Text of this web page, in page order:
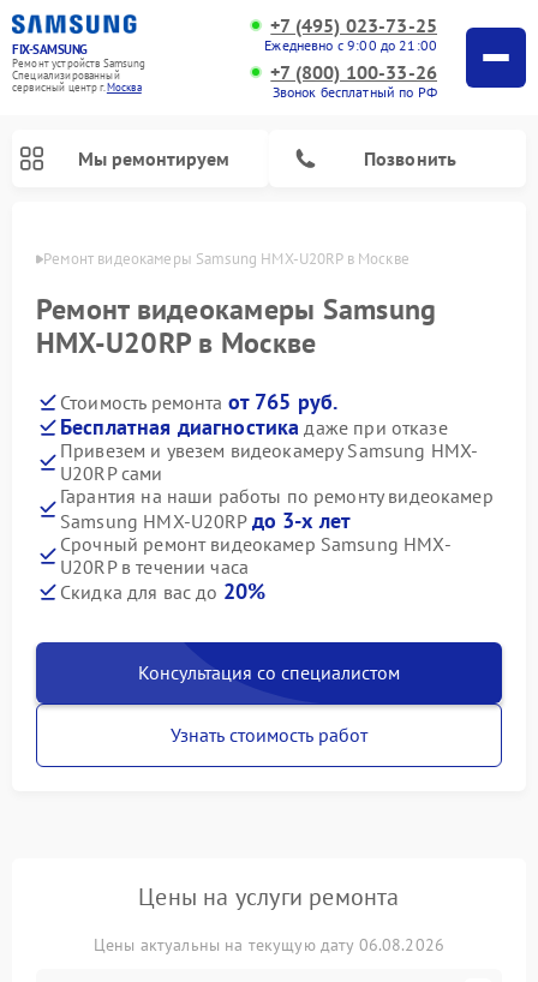
FIX-SAMSUNG
Ремонт устройств Samsung
Специализированный
cервисный центр г.Москва
+7 (495) 023-73-25
Ежедневно с 9:00 до 21:00
+7 (800) 100-33-26
Звонок бесплатный по РФ
Мы ремонтируем Позвонить
Ремонт видеокамеры Samsung HMX-U20RP в Москве
Ремонт видеокамеры Samsung
HMX-U20RP в Москве
Стоимость ремонта от 765 руб.
Бесплатная диагностика даже при отказе
Привезем и увезем видеокамеру Samsung HMX-
U20RP сами
Гарантия на наши работы по ремонту видеокамер
Samsung HMX-U20RP до 3-х лет
Срочный ремонт видеокамер Samsung HMX-
U20RP в течении часа
Скидка для вас до 20%
Консультация со специалистом
Узнать стоимость работ
Цены на услуги ремонта
Цены актуальны на текущую дату 06.08.2026